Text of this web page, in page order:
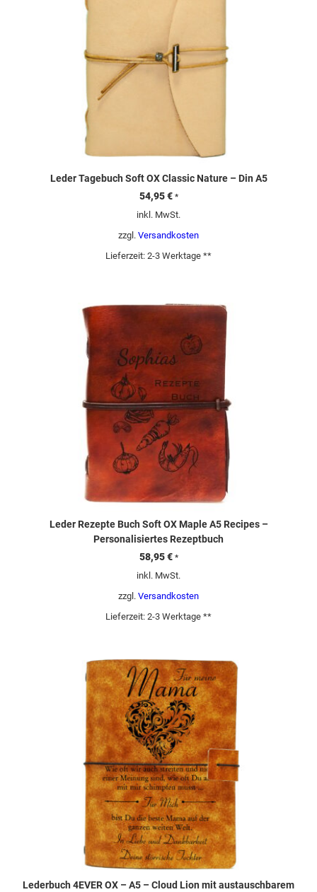
Leder Tagebuch Soft OX Classic Nature – Din A5
54,95€ *
inkl. MwSt.
zzgl. Versandkosten
Lieferzeit: 2-3 Werktage **
Leder Rezepte Buch Soft OX Maple A5 Recipes –
Personalisiertes Rezeptbuch
58,95€ *
inkl. MwSt.
zzgl. Versandkosten
Lieferzeit: 2-3 Werktage **
Lederbuch 4EVER OX – A5 – Cloud Lion mit austauschbarem